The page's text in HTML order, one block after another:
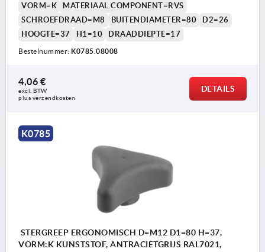
VORM=K
MATERIAAL COMPONENT=RVS
SCHROEFDRAAD=M8
BUITENDIAMETER=80
D2=26
HOOGTE=37
H1=10 DRAADDIEPTE=17
Bestelnummer: K0785.08008
4,06 €
excl. BTW
plus verzendkosten
DETAILS
K0785
STERGREEP ERGONOMISCH D=M12 D1=80 H=37,
VORM:K KUNSTSTOF, ANTRACIETGRIJS RAL7021,